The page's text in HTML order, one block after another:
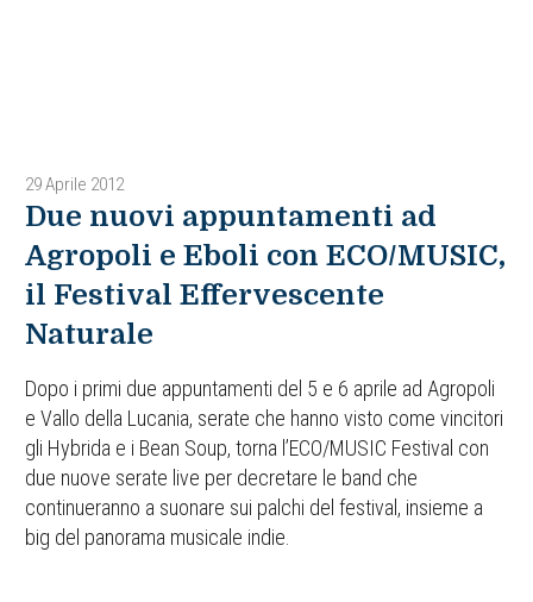
29 Aprile 2012
Due nuovi appuntamenti ad
Agropoli e Eboli con ECO/MUSIC,
il Festival Effervescente
Naturale
Dopo i primi due appuntamenti del 5 e 6 aprile ad Agropoli
e Vallo della Lucania, serate che hanno visto come vincitori
gli Hybrida e i Bean Soup, torna l’ECO/MUSIC Festival con
due nuove serate live per decretare le band che
continueranno a suonare sui palchi del festival, insieme a
big del panorama musicale indie.